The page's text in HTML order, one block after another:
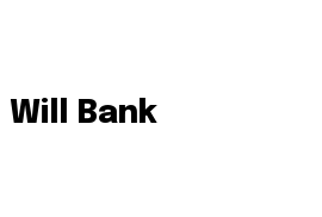
Will Bank